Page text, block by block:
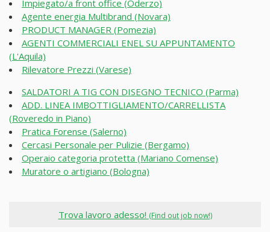
Impiegato/a front office (Oderzo)
Agente energia Multibrand (Novara)
PRODUCT MANAGER (Pomezia)
AGENTI COMMERCIALI ENEL SU APPUNTAMENTO
(L'Aquila)
Rilevatore Prezzi (Varese)
SALDATORI A TIG CON DISEGNO TECNICO (Parma)
ADD. LINEA IMBOTTIGLIAMENTO/CARRELLISTA
(Roveredo in Piano)
Pratica Forense (Salerno)
Cercasi Personale per Pulizie (Bergamo)
Operaio categoria protetta (Mariano Comense)
Muratore o artigiano (Bologna)
Trova lavoro adesso! (Find out job now!)